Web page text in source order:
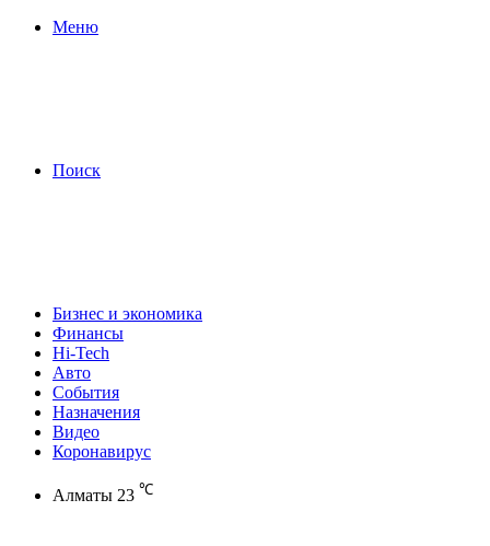
Меню
Поиск
Бизнес и экономика
Финансы
Hi-Tech
Авто
События
Назначения
Видео
Коронавирус
Алматы 23 ℃